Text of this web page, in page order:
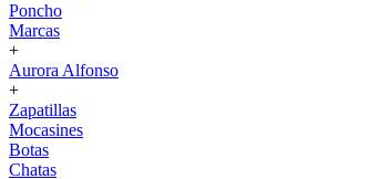
Poncho
Marcas
+
Aurora Alfonso
+
Zapatillas
Mocasines
Botas
Chatas